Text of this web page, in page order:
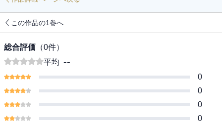
この作品の1巻へ
総合評価 （0件）
平均 --
0
0
0
0